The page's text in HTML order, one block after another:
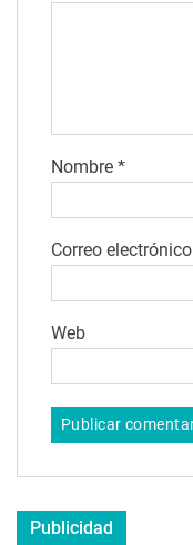
Nombre *
Correo electrónico
Web
Publicidad